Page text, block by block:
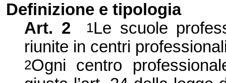
Definizione e tipologia
Art. 2
1Le scuole
riunite in centri
2Ogni centro